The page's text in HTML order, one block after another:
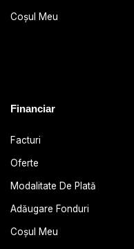
Coșul Meu
Financiar
Facturi
Oferte
Modalitate De Plată
Adăugare Fonduri
Coșul Meu